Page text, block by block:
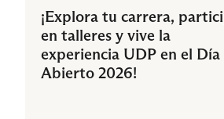
¡Explora tu carrera,
en talleres y vive la
experiencia UDP en el Día
Abierto 2026!